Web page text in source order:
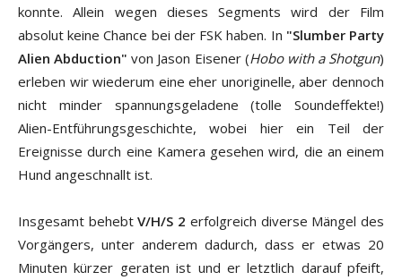
konnte. Allein wegen dieses Segments wird der Film
absolut keine Chance bei der FSK haben. In "Slumber Party
Alien Abduction" von Jason Eisener (Hobo with a Shotgun)
erleben wir wiederum eine eher unoriginelle, aber dennoch
nicht minder spannungsgeladene (tolle Soundeffekte!)
Alien-Entführungsgeschichte, wobei hier ein Teil der
Ereignisse durch eine Kamera gesehen wird, die an einem
Hund angeschnallt ist.
Insgesamt behebtV/H/S 2 erfolgreich diverse Mängel des
Vorgängers, unter anderem dadurch, dass er etwas 20
Minuten kürzer geraten ist und er letztlich darauf pfeift,